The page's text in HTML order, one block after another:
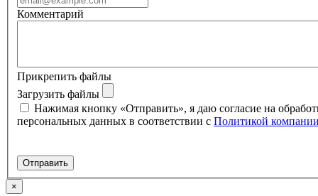
Комментарий
Прикрепить файлы
Загрузить файлы
Нажимая кнопку «Отправить», я даю согласие на
персональных данных в соответствии с Политикой
×